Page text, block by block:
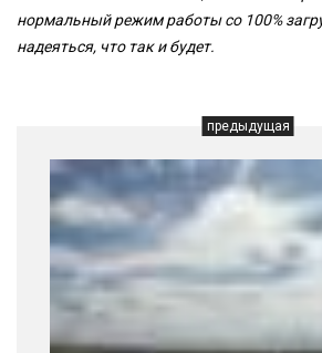
нормальный режим работы со 100%
надеяться, что так и будет.
предыдущая